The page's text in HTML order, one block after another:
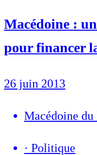
Macédoine :
pour financer
26 juin 2013
Macédoine du
· Politique